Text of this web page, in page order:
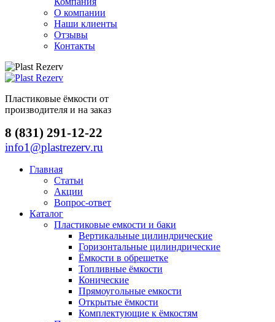
О компании
Наши клиенты
Отзывы
Контакты
Пластиковые ёмкости от
производителя и на заказ
8 (831) 291-12-22
info1@plastrezerv.ru
Главная
Статьи
Акции
Вопрос-ответ
Каталог
Пластиковые емкости и баки
Вертикальные цилиндрические
Горизонтальные цилиндрические
Ёмкости в обрешетке
Топливные ёмкости
Конические
Прямоугольные емкости
Открытые ёмкости
Комплектующие к ёмкостям